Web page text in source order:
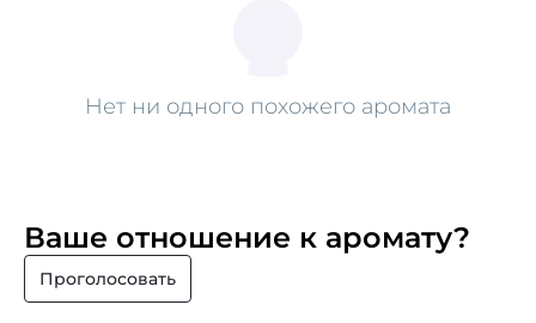
Нет ни одного похожего аромата
Ваше отношение к аромату?
Проголосовать